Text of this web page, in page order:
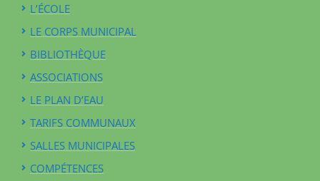
L’ÉCOLE
LE CORPS MUNICIPAL
BIBLIOTHÈQUE
ASSOCIATIONS
LE PLAN D’EAU
TARIFS COMMUNAUX
SALLES MUNICIPALES
COMPÉTENCES